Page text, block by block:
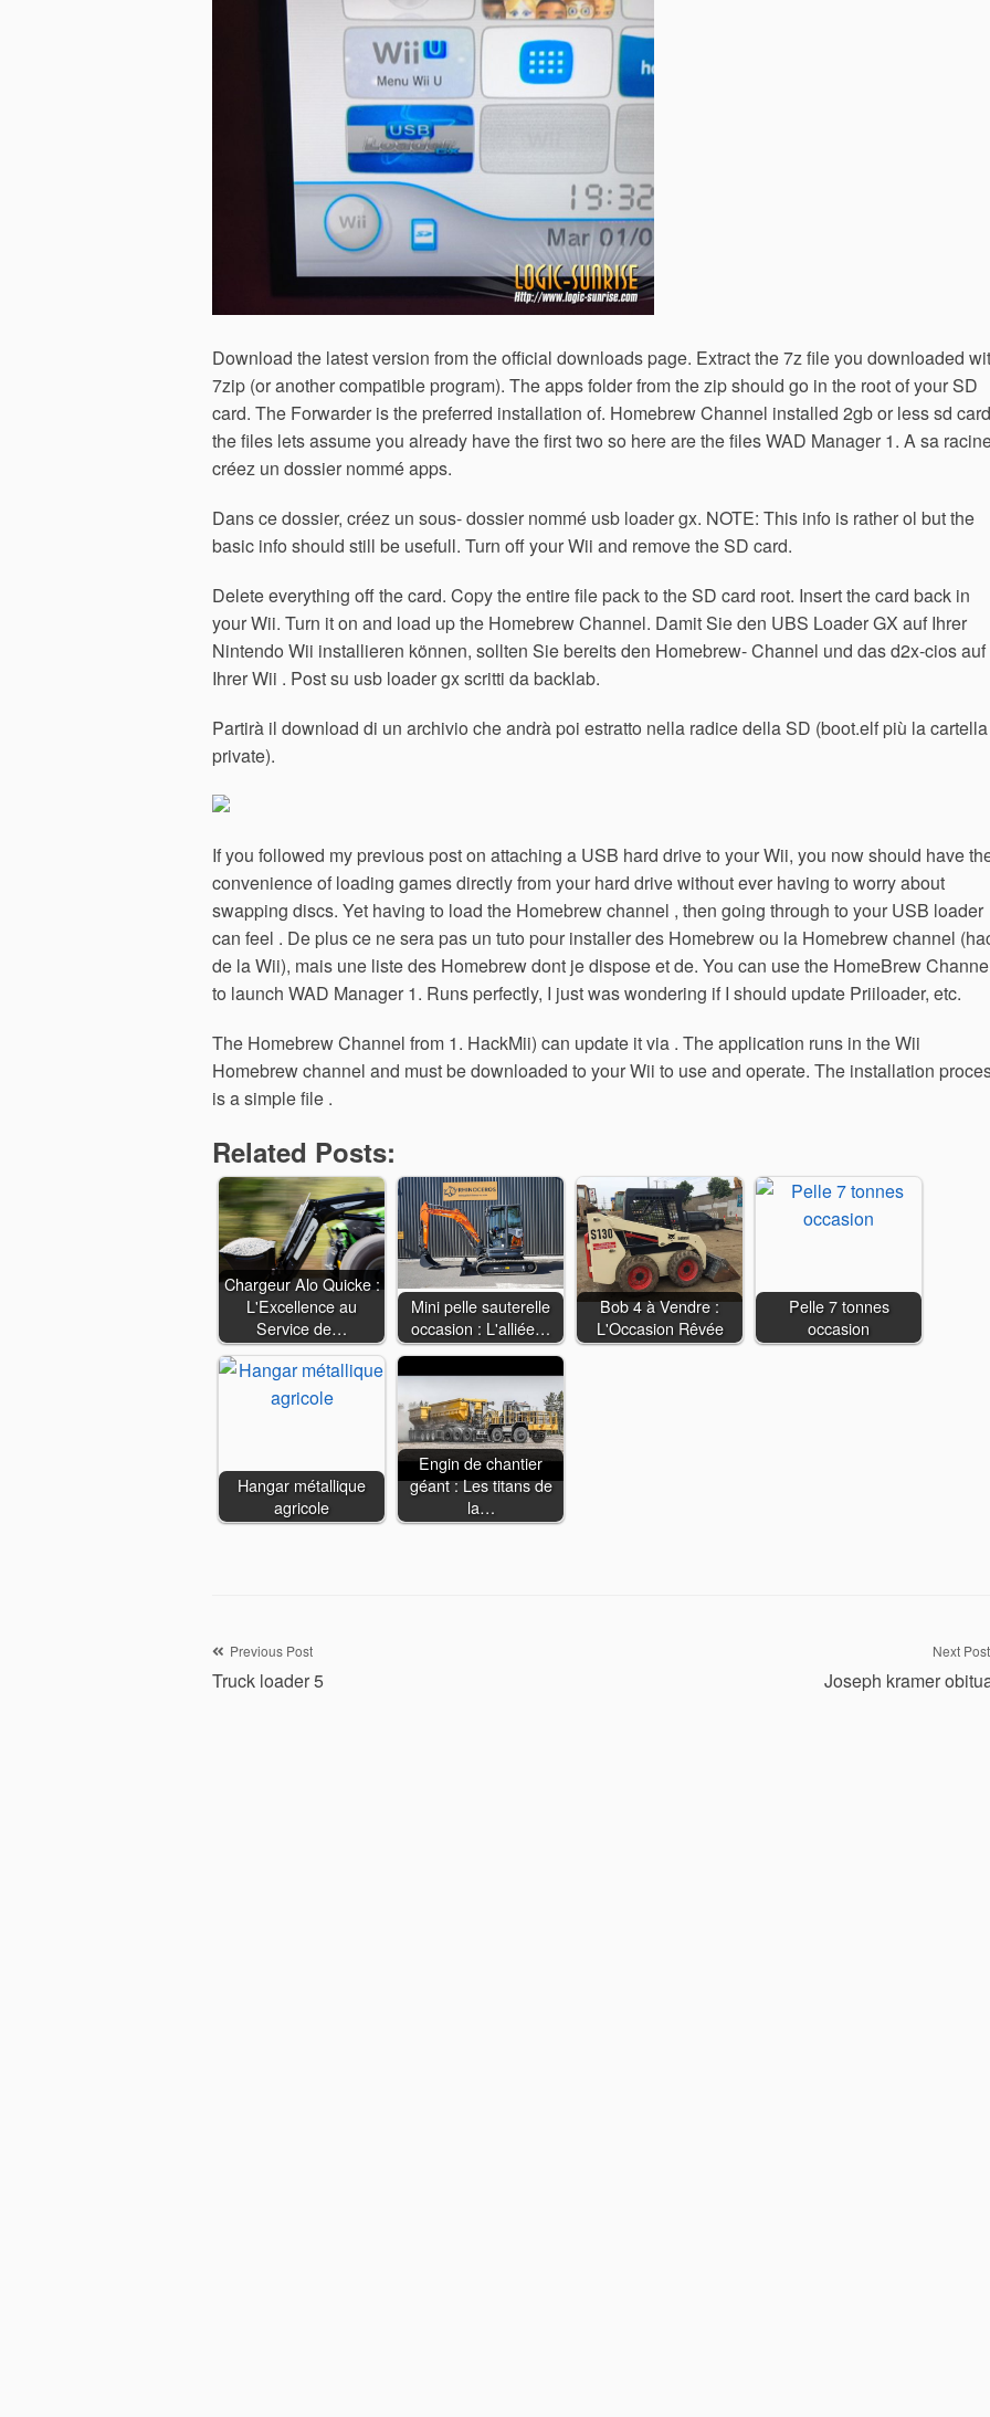
Download the latest version from the official downloads page. Extract the 7z file you downloaded
7zip (or another compatible program). The apps folder from the zip should go in the root of your SD
card. The Forwarder is the preferred installation of. Homebrew Channel installed 2gb or less sd card
the files lets assume you already have the first two so here are the files WAD Manager 1. A sa
créez un dossier nommé apps.
Dans ce dossier, créez un sous- dossier nommé usb loader gx. NOTE: This info is rather ol but the
basic info should still be usefull. Turn off your Wii and remove the SD card.
Delete everything off the card. Copy the entire file pack to the SD card root. Insert the card back in
your Wii. Turn it on and load up the Homebrew Channel. Damit Sie den UBS Loader GX auf Ihrer
Nintendo Wii installieren können, sollten Sie bereits den Homebrew- Channel und das d2x-cios auf
Ihrer Wii . Post su usb loader gx scritti da backlab.
Partirà il download di un archivio che andrà poi estratto nella radice della SD (boot.elf più la cartella
private).
If you followed my previous post on attaching a USB hard drive to your Wii, you now should have
convenience of loading games directly from your hard drive without ever having to worry about
swapping discs. Yet having to load the Homebrew channel , then going through to your USB loader
can feel . De plus ce ne sera pas un tuto pour installer des Homebrew ou la Homebrew channel
de la Wii), mais une liste des Homebrew dont je dispose et de. You can use the HomeBrew
to launch WAD Manager 1. Runs perfectly, I just was wondering if I should update Priiloader, etc.
The Homebrew Channel from 1. HackMii) can update it via . The application runs in the Wii
Homebrew channel and must be downloaded to your Wii to use and operate. The installation
is a simple file .
Related Posts:
Chargeur Alo Quicke :
L'Excellence au
Service de…
Mini pelle sauterelle
occasion : L'alliée…
Bob 4 à Vendre :
L'Occasion Rêvée
Pelle 7 tonnes
occasion
Hangar métallique
agricole
Engin de chantier
géant : Les titans de
la…
Navigation
Previous Post
Truck loader 5
Next Post
Joseph kramer